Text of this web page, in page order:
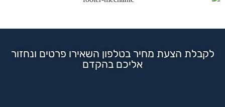
לקבלת הצעת מחיר בטלפון השאירו פרטים ונחזור
אליכם בהקדם